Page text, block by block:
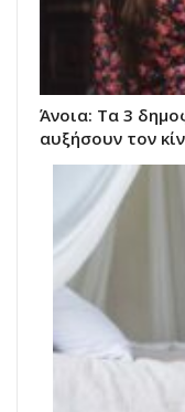
Άνοια: Τα 3
αυξήσουν τον